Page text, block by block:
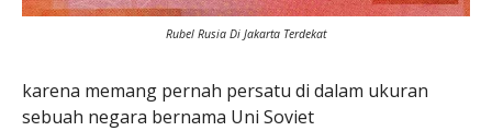
Rubel Rusia Di Jakarta Terdekat
karena memang pernah persatu di dalam ukuran
sebuah negara bernama Uni Soviet